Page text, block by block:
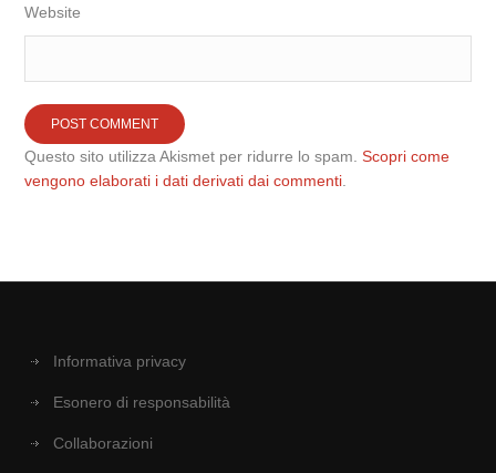
Website
Questo sito utilizza Akismet per ridurre lo spam.Scopri come
vengono elaborati i dati derivati dai commenti
Informativa privacy
Esonero di responsabilità
Collaborazioni